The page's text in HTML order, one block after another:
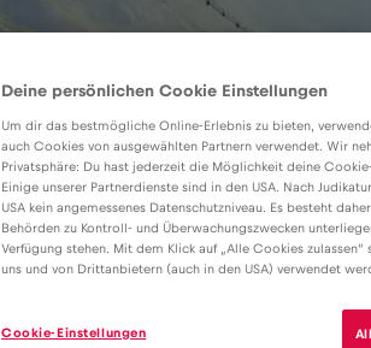
Deine persönlichen Cookie Einstellungen
Um dir das bestmögliche Online-Erlebnis zu bieten,
auch Cookies von ausgewählten Partnern verwendet. Wir
Privatsphäre: Du hast jederzeit die Möglichkeit deine
Einige unserer Partnerdienste sind in den USA. Nach
USA kein angemessenes Datenschutzniveau. Es besteht
Behörden zu Kontroll- und Überwachungszwecken
Verfügung stehen. Mit dem Klick auf „Alle Cookies
uns und von Drittanbietern (auch in den USA) verwendet
Cookie-Einstellungen